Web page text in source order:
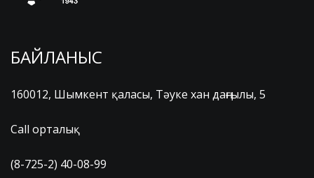
БАЙЛАНЫС
160012, Шымкент қаласы, Тәуке хан даңғылы, 5
Call орталық
(8-725-2) 40-08-99